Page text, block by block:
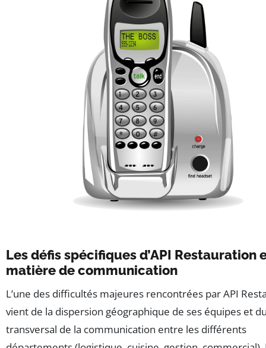
Les défis spécifiques d’API Restauration
matière de communication
L’une des difficultés majeures rencontrées par API
vient de la dispersion géographique de ses équipes et
transversal de la communication entre les différents